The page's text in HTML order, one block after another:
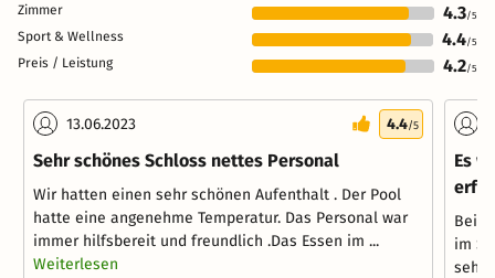
Zimmer 4.3/5
Sport & Wellness 4.4/5
Preis / Leistung 4.2/5
13.06.2023 4.4/5
Sehr schönes Schloss nettes Personal
Wir hatten einen sehr schönen Aufenthalt . Der Pool
hatte eine angenehme Temperatur. Das Personal war
immer hilfsbereit und freundlich .Das Essen im ...
Weiterlesen
Es
Bei
im
sehr